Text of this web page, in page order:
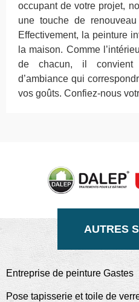
occupant de votre projet,
une touche de
Effectivement, la peinture
la maison. Comme
de chacun, il convient
d’ambiance qui
vos goûts. Confiez-nous
AUTRES
Entreprise de peinture Gastes
Pose tapisserie et toile de